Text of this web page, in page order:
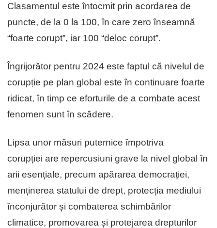
Clasamentul este întocmit prin acordarea de
puncte, de la 0 la 100, în care zero înseamnă
“foarte corupt”, iar 100 “deloc corupt”.
Îngrijorător pentru 2024 este faptul că nivelul de
corupție pe plan global este în continuare foarte
ridicat, în timp ce eforturile de a combate acest
fenomen sunt în scădere.
Lipsa unor măsuri puternice împotriva
corupției are repercusiuni grave la nivel global în
arii esențiale, precum apărarea democrației,
menținerea statului de drept, protecția mediului
înconjurător și combaterea schimbărilor
climatice, promovarea și protejarea drepturilor